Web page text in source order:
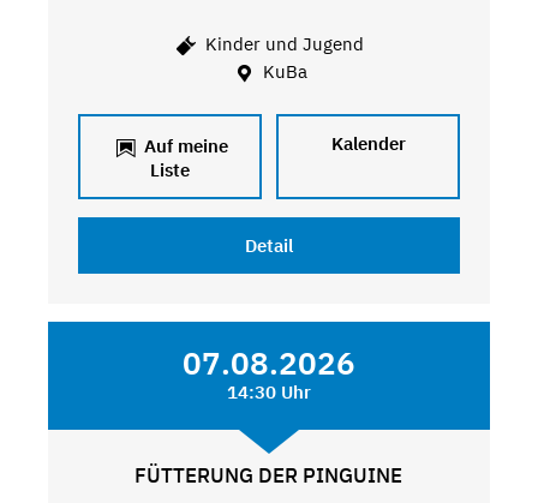
Kinder und Jugend
KuBa
Auf meine
Liste
Kalender
Detail
07.08.2026
14:30 Uhr
FÜTTERUNG DER PINGUINE